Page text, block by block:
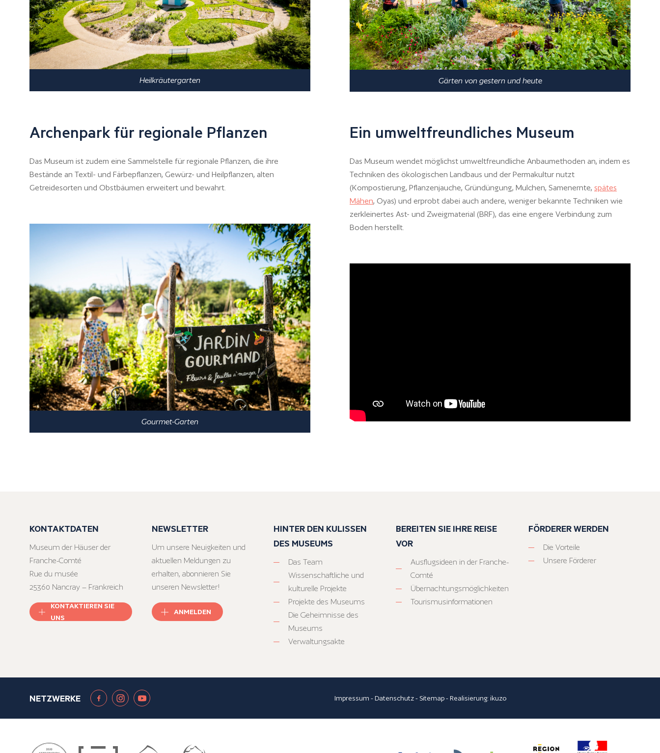
Heilkräutergarten Gärten von gestern und heute
Archenpark für regionale Pflanzen
Das Museum ist zudem eine Sammelstelle für regionale Pflanzen, die ihre
Bestände an Textil- und Färbepflanzen, Gewürz- und Heilpflanzen, alten
Getreidesorten und Obstbäumen erweitert und bewahrt.
Gourmet-Garten
Ein umweltfreundliches Museum
Das Museum wendet möglichst umweltfreundliche Anbaumethoden an, indem es
Techniken des ökologischen Landbaus und der Permakultur nutzt
(Kompostierung, Pflanzenjauche, Gründüngung, Mulchen, Samenernte, spätes
Mähen, Oyas) und erprobt dabei auch andere, weniger bekannte Techniken wie
zerkleinertes Ast- und Zweigmaterial (BRF), das eine engere Verbindung zum
Boden herstellt.
KONTAKTDATEN
Museum der Häuser der
Franche-Comté
Rue du musée
25360 Nancray – Frankreich
KONTAKTIEREN SIE
UNS
NEWSLETTER
Um unsere Neuigkeiten und
aktuellen Meldungen zu
erhalten, abonnieren Sie
unseren Newsletter!
ANMELDEN
HINTER DEN KULISSEN
DES MUSEUMS
Das Team
Wissenschaftliche und
kulturelle Projekte
Projekte des Museums
Die Geheimnisse des
Museums
Verwaltungsakte
BEREITEN SIE IHRE REISE
VOR
Ausflugsideen in der Franche-
Comté
Übernachtungsmöglichkeiten
Tourismusinformationen
FÖRDERER WERDEN
Die Vorteile
Unsere Förderer
NETZWERKE Impressum -Datenschutz- Sitemap- Realisierung:ikuzo